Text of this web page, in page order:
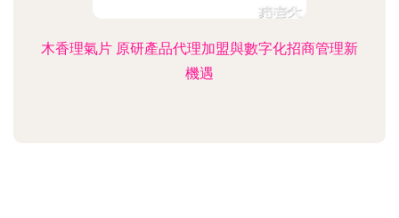
木香理氣片 原研產品代理加盟與數字化招商管理新
機遇